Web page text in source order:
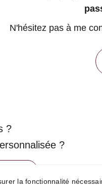
N'hésitez pas à me
?
?
la fonctionnalité